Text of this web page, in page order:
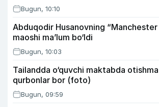
Bugun, 10:10
Abduqodir Husanovning
maoshi ma’lum bo‘ldi
Bugun, 10:03
Tailandda o‘quvchi maktabda
qurbonlar bor (foto)
Bugun, 09:59